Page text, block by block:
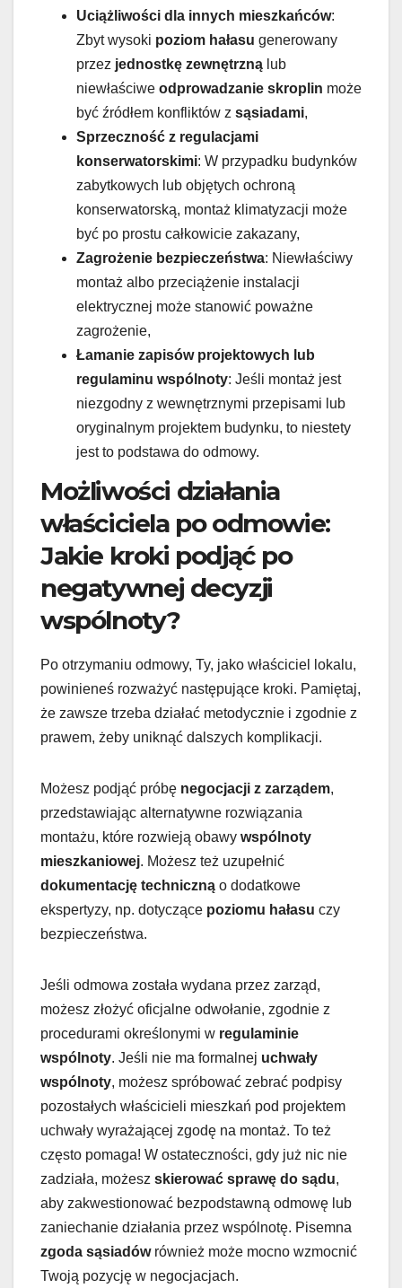
Uciążliwości dla innych mieszkańców:
Zbyt wysoki poziom hałasu generowany
przez jednostkę zewnętrzną lub
niewłaściwe odprowadzanie skroplin może
być źródłem konfliktów z sąsiadami,
Sprzeczność z regulacjami
konserwatorskimi: W przypadku budynków
zabytkowych lub objętych ochroną
konserwatorską, montaż klimatyzacji może
być po prostu całkowicie zakazany,
Zagrożenie bezpieczeństwa: Niewłaściwy
montaż albo przeciążenie instalacji
elektrycznej może stanowić poważne
zagrożenie,
Łamanie zapisów projektowych lub
regulaminu wspólnoty: Jeśli montaż jest
niezgodny z wewnętrznymi przepisami lub
oryginalnym projektem budynku, to niestety
jest to podstawa do odmowy.
Możliwości działania
właściciela po odmowie:
Jakie kroki podjąć po
negatywnej decyzji
wspólnoty?
Po otrzymaniu odmowy, Ty, jako właściciel lokalu,
powinieneś rozważyć następujące kroki. Pamiętaj,
że zawsze trzeba działać metodycznie i zgodnie z
prawem, żeby uniknąć dalszych komplikacji.
Możesz podjąć próbę negocjacji z zarządem,
przedstawiając alternatywne rozwiązania
montażu, które rozwieją obawy wspólnoty
mieszkaniowej. Możesz też uzupełnić
dokumentację techniczną o dodatkowe
ekspertyzy, np. dotyczące poziomu hałasu czy
bezpieczeństwa.
Jeśli odmowa została wydana przez zarząd,
możesz złożyć oficjalne odwołanie, zgodnie z
procedurami określonymi w regulaminie
wspólnoty. Jeśli nie ma formalnej uchwały
wspólnoty, możesz spróbować zebrać podpisy
pozostałych właścicieli mieszkań pod projektem
uchwały wyrażającej zgodę na montaż. To też
często pomaga! W ostateczności, gdy już nic nie
zadziała, możesz skierować sprawę do sądu,
aby zakwestionować bezpodstawną odmowę lub
zaniechanie działania przez wspólnotę. Pisemna
zgoda sąsiadówrównież może mocno wzmocnić
Twoją pozycję w negocjacjach.